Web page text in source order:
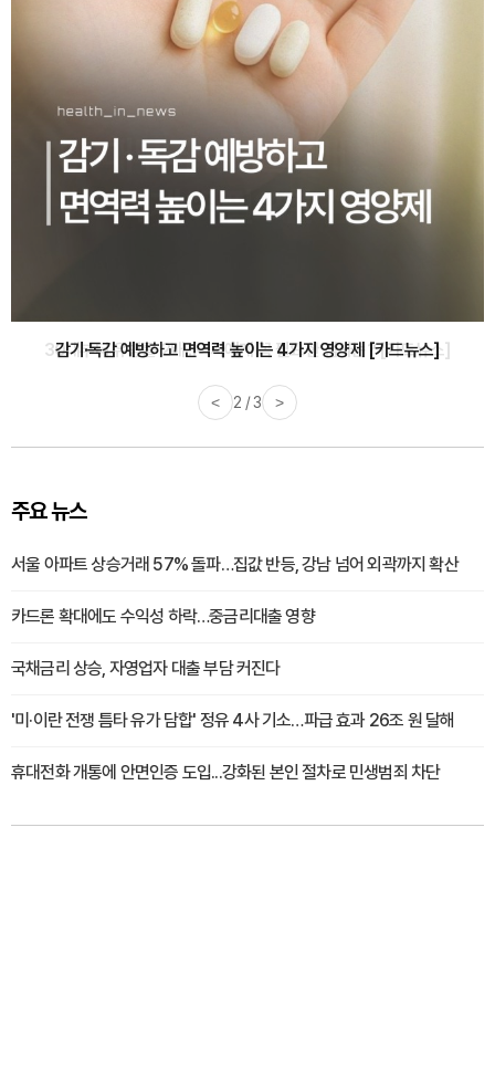
감기·독감 예방하고 면역력 높이는 4가지 영양제 [카드뉴스]
< 3 / 3 >
주요 뉴스
서울 아파트 상승거래 57% 돌파…집값 반등, 강남 넘어 외곽까지 확산
카드론 확대에도 수익성 하락…중금리대출 영향
국채금리 상승, 자영업자 대출 부담 커진다
'미·이란 전쟁 틈타 유가 담합' 정유 4사 기소…파급 효과 26조 원 달해
휴대전화 개통에 안면인증 도입...강화된 본인 절차로 민생범죄 차단